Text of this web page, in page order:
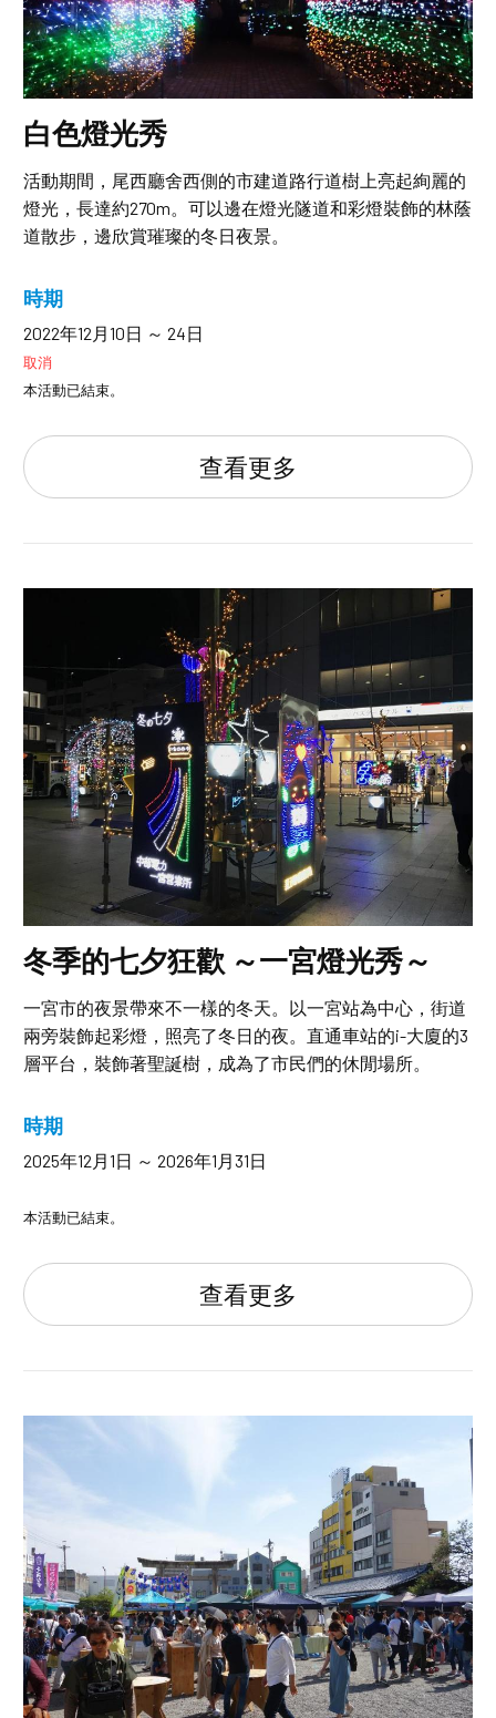
白色燈光秀
活動期間，尾西廳舍西側的市建道路行道樹上亮起絢麗的
燈光，長達約270m。可以邊在燈光隧道和彩燈裝飾的林蔭
道散步，邊欣賞璀璨的冬日夜景。
時期
2022年12月10日 ～ 24日
取消
本活動已結束。
查看更多
冬季的七夕狂歡 ～一宮燈光秀～
一宮市的夜景帶來不一樣的冬天。以一宮站為中心，街道
兩旁裝飾起彩燈，照亮了冬日的夜。直通車站的i-大廈的3
層平台，裝飾著聖誕樹，成為了市民們的休閒場所。
時期
2025年12月1日 ～ 2026年1月31日
本活動已結束。
查看更多